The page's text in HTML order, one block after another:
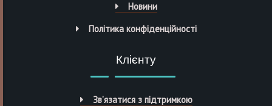
Новини
Політика конфіденційності
Клієнту
Зв’язатися з підтримкою